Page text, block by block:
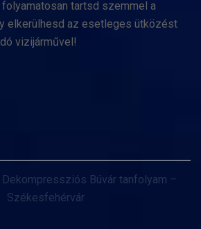
tartsd szemmel a
elkerülhesd az esetleges ütközést
vizijárművel!
Dekompressziós Búvár tanfolyam –
Székesfehérvár